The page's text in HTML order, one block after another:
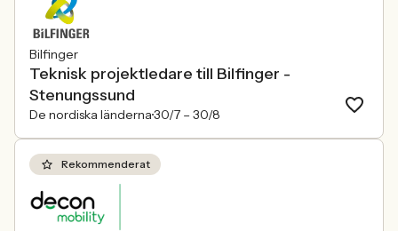
Bilfinger
Teknisk projektledare till Bilfinger -
Stenungssund
De nordiska länderna30/7 – 30/8
Rekommenderat